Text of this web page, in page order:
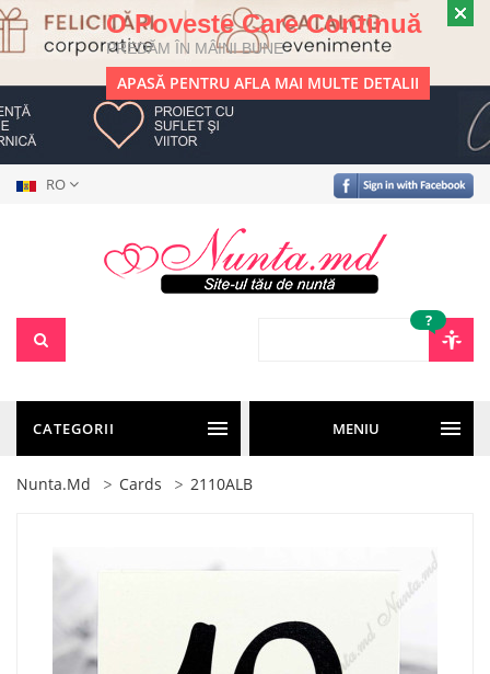
O Poveste Care Continuă
PREDĂM ÎN MÂINI BUNE
APASĂ PENTRU AFLA MAI MULTE DETALII
RO
?
CATEGORII MENIU
Nunta.md Cards 2110ALB